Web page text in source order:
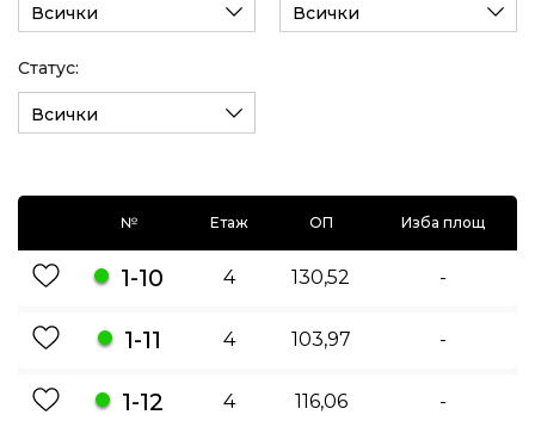
Всички Всички
Статус:
Всички
№ Етаж ОП Изба площ
1-10 4 130,52 -
1-11 4 103,97 -
1-12 4 116,06 -